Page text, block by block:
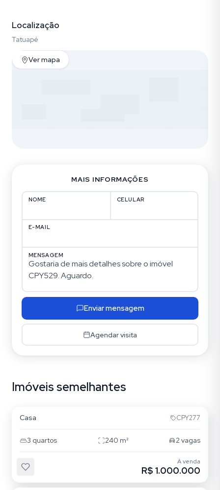
Localização
Tatuapé
Ver mapa
MAIS INFORMAÇÕES
NOME CELULAR
E-MAIL
MENSAGEM
Enviar mensagem
Agendar visita
Imóveis semelhantes
Tatuapé
Casa CPY277
3 quartos 240 m² 2vagas
À venda
R$ 1.000.000